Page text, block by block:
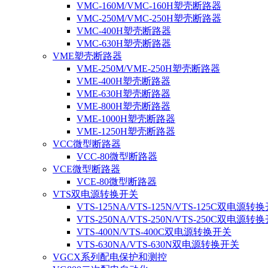
VMC-160M/VMC-160H塑壳断路器
VMC-250M/VMC-250H塑壳断路器
VMC-400H塑壳断路器
VMC-630H塑壳断路器
VME塑壳断路器
VME-250M/VME-250H塑壳断路器
VME-400H塑壳断路器
VME-630H塑壳断路器
VME-800H塑壳断路器
VME-1000H塑壳断路器
VME-1250H塑壳断路器
VCC微型断路器
VCC-80微型断路器
VCE微型断路器
VCE-80微型断路器
VTS双电源转换开关
VTS-125NA/VTS-125N/VTS-125C双电源转换
VTS-250NA/VTS-250N/VTS-250C双电源转换
VTS-400N/VTS-400C双电源转换开关
VTS-630NA/VTS-630N双电源转换开关
VGCX系列配电保护和测控